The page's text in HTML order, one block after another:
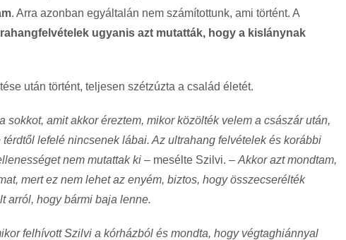
. Arra azonban egyáltalán nem számítottunk, ami történt. A
ugyanis azt mutatták, hogy a kislánynak
után történt, teljesen szétzúzta a család életét.
sokkot, amit akkor éreztem, mikor közölték velem a császár után,
lefelé nincsenek lábai. Az ultrahang felvételek és korábbi
nem mutattak ki – mesélte Szilvi. – Akkor azt mondtam,
mert ez nem lehet az enyém, biztos, hogy összecserélték
arról, hogy bármi baja lenne.
felhívott Szilvi a kórházból és mondta, hogy végtaghiánnyal